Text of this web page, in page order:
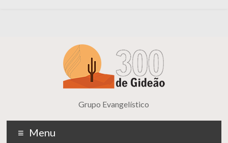
Grupo Evangelístico
Menu